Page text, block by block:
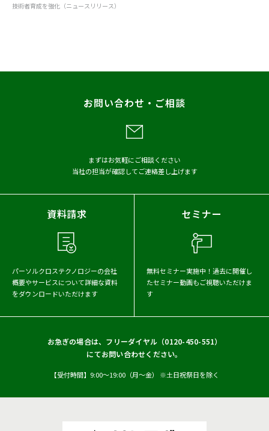
メディア掲載
2026年 2025年
2024年
2023年
2022年
2021年
2020年
2018年
2017年
技術者育成を強化（ニュースリリース）
お問い合わせ・ご相談
まずはお気軽にご相談ください
当社の担当が確認してご連絡差し上げます
資料請求
パーソルクロステクノロジーの会社
概要やサービスについて詳細な資料
をダウンロードいただけます
セミナー
無料セミナー実施中！ 過去に開催し
たセミナー動画もご視聴いただけま
す
お急ぎの場合は、フリーダイヤル（0120-450-551）
にてお問い合わせください。
【受付時間】9:00〜19:00（月〜金） ※土日祝祭日を除く